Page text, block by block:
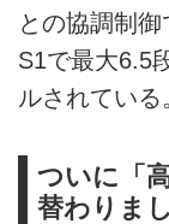
との協調制御
S1で最大6.5
ルされている
ついに「
替わりま